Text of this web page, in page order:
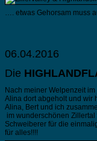
…. etwas Gehorsam muss
06.04.2016
Die
Nach meiner Welpenzeit im
Alina dort abgeholt und wir
Alina, Bert und ich
im wunderschönen
Schweiberer für die
für alles!!!!